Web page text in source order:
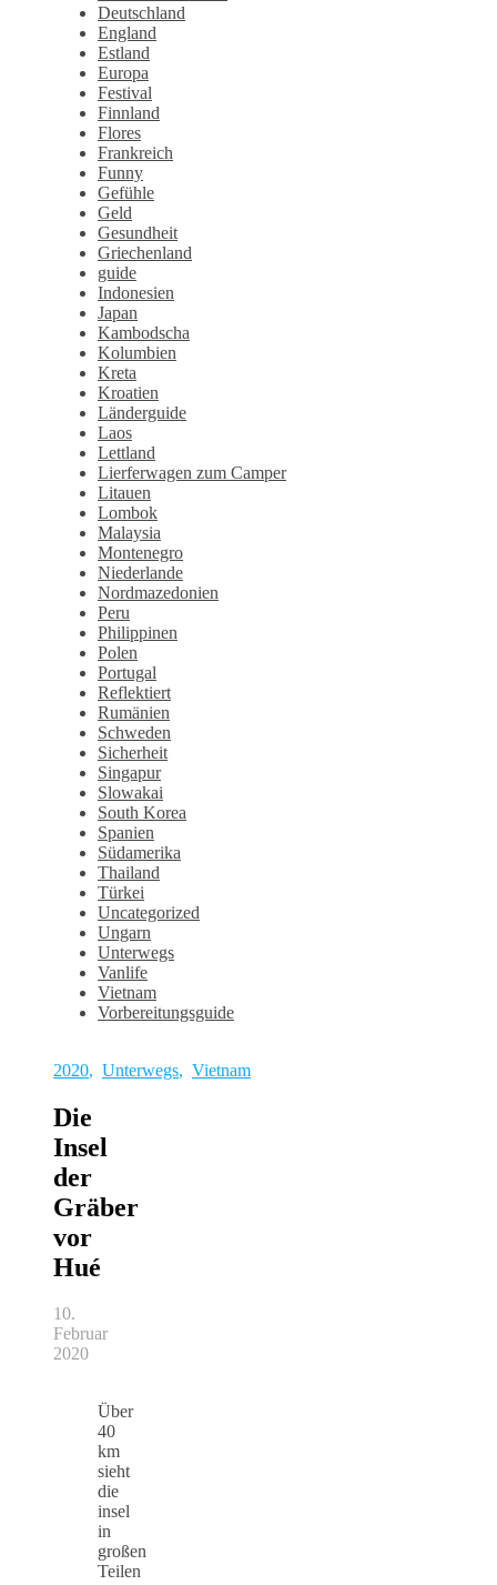
Deutschland
England
Estland
Europa
Festival
Finnland
Flores
Frankreich
Funny
Gefühle
Geld
Gesundheit
Griechenland
guide
Indonesien
Japan
Kambodscha
Kolumbien
Kreta
Kroatien
Länderguide
Laos
Lettland
Lierferwagen zum Camper
Litauen
Lombok
Malaysia
Montenegro
Niederlande
Nordmazedonien
Peru
Philippinen
Polen
Portugal
Reflektiert
Rumänien
Schweden
Sicherheit
Singapur
Slowakai
South Korea
Spanien
Südamerika
Thailand
Türkei
Uncategorized
Ungarn
Unterwegs
Vanlife
Vietnam
Vorbereitungsguide
2020, Unterwegs, Vietnam
Die
Insel
der
Gräber
vor
Hué
10.
Februar
2020
Über
40
km
sieht
die
insel
in
großen
Teilen